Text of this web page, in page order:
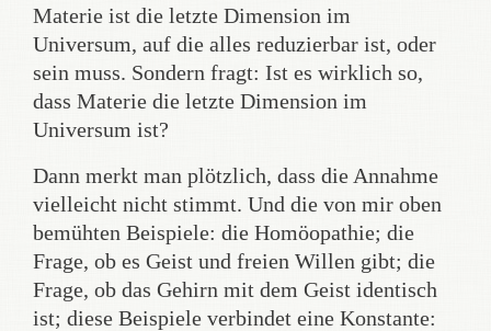
Materie ist die letzte Dimension im
Universum, auf die alles reduzierbar ist, oder
sein muss. Sondern fragt: Ist es wirklich so,
dass Materie die letzte Dimension im
Universum ist?
Dann merkt man plötzlich, dass die Annahme
vielleicht nicht stimmt. Und die von mir oben
bemühten Beispiele: die Homöopathie; die
Frage, ob es Geist und freien Willen gibt; die
Frage, ob das Gehirn mit dem Geist identisch
ist; diese Beispiele verbindet eine Konstante: